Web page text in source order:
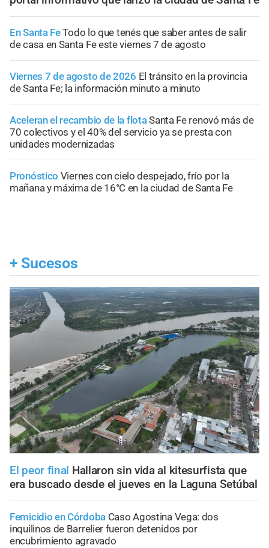
En Santa FeTodo lo que tenés que saber antes de salir
de casa en Santa Fe este viernes 7 de agosto
Viernes 7 de agosto de 2026 El tránsito en la provincia
de Santa Fe; la información minuto a minuto
Aceleran el recambio de la flotaSanta Fe renovó más de
70 colectivos y el 40% del servicio ya se presta con
unidades modernizadas
Pronóstico Viernes con cielo despejado, frío por la
mañana y máxima de 16°C en la ciudad de Santa Fe
+ Sucesos
El peor final Hallaron sin vida al kitesurfista que
era buscado desde el jueves en la Laguna Setúbal
Femicidio en Córdoba Caso Agostina Vega: dos
inquilinos de Barrelier fueron detenidos por
encubrimiento agravado